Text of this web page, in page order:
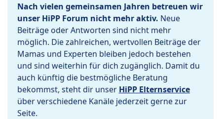
Nach vielen gemeinsamen Jahren betreuen wir
unser HiPP Forum nicht mehr aktiv. Neue
Beiträge oder Antworten sind nicht mehr
möglich. Die zahlreichen, wertvollen Beiträge der
Mamas und Experten bleiben jedoch bestehen
und sind weiterhin für dich zugänglich. Damit du
auch künftig die bestmögliche Beratung
bekommst, steht dir unser HiPP Elternservice
über verschiedene Kanäle jederzeit gerne zur
Seite.